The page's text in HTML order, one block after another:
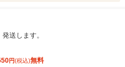
送します。
円(税込)無料